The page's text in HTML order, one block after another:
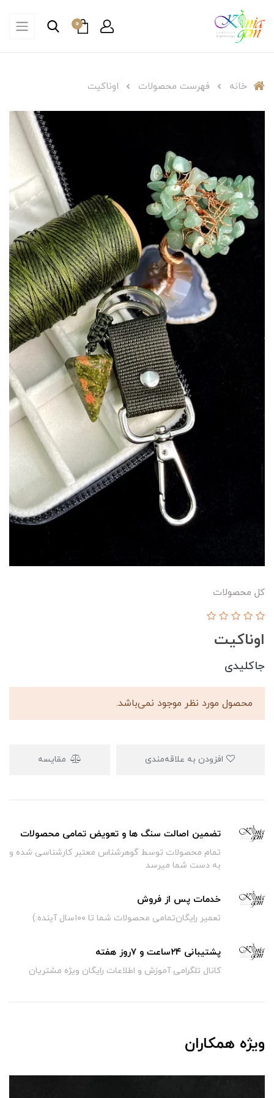
0
خانه فهرست محصولات اوناکیت
کل محصولات
اوناکیت
جاکلیدی
محصول مورد نظر موجود نمی‌باشد.
مقایسه
تضمین اصالت سنگ ها و تعویض تمامی محصولات
تمام محصولات توسط گوهرشناس معتبر کارشناسی شده و
به دست شما میرسد
خدمات پس از فروش
تعمیر رایگان‌تمامی محصولات شما تا ۱۰۰سال آینده:)
پشتیبانی ۲۴ساعت و ۷روز هفته
کانال تلگرامی آموزش و اطلاعات رایگان ویژه مشتریان
ویژه همکاران